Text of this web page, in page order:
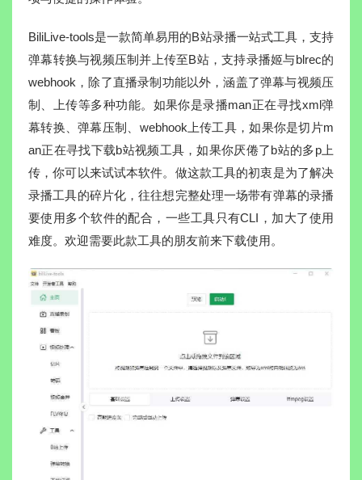
BiliLive-tools是一款简单易用的B站录播一站式工具，支持
弹幕转换与视频压制并上传至B站，支持录播姬与blrec的
webhook，除了直播录制功能以外，涵盖了弹幕与视频压
制、上传等多种功能。如果你是录播man正在寻找xml弹
幕转换、弹幕压制、webhook上传工具，如果你是切片m
an正在寻找下载b站视频工具，如果你厌倦了b站的多p上
传，你可以来试试本软件。做这款工具的初衷是为了解决
录播工具的碎片化，往往想完整处理一场带有弹幕的录播
要使用多个软件的配合，一些工具只有CLI，加大了使用
难度。欢迎需要此款工具的朋友前来下载使用。